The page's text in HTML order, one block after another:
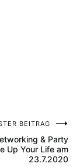
BEITRAG
& Party
Up Your Life am
23.7.2020